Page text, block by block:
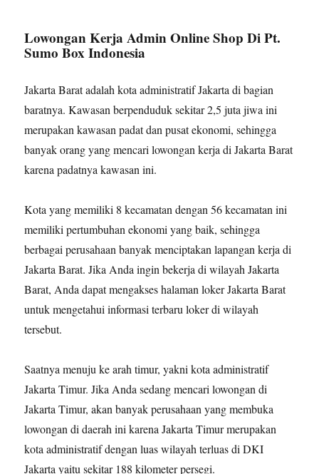
Lowongan Kerja Admin Online Shop Di Pt.
Sumo Box Indonesia
Jakarta Barat adalah kota administratif Jakarta di bagian
baratnya. Kawasan berpenduduk sekitar 2,5 juta jiwa ini
merupakan kawasan padat dan pusat ekonomi, sehingga
banyak orang yang mencari lowongan kerja di Jakarta Barat
karena padatnya kawasan ini.
Kota yang memiliki 8 kecamatan dengan 56 kecamatan ini
memiliki pertumbuhan ekonomi yang baik, sehingga
berbagai perusahaan banyak menciptakan lapangan kerja di
Jakarta Barat. Jika Anda ingin bekerja di wilayah Jakarta
Barat, Anda dapat mengakses halaman loker Jakarta Barat
untuk mengetahui informasi terbaru loker di wilayah
tersebut.
Saatnya menuju ke arah timur, yakni kota administratif
Jakarta Timur. Jika Anda sedang mencari lowongan di
Jakarta Timur, akan banyak perusahaan yang membuka
lowongan di daerah ini karena Jakarta Timur merupakan
kota administratif dengan luas wilayah terluas di DKI
Jakarta yaitu sekitar 188 kilometer persegi.